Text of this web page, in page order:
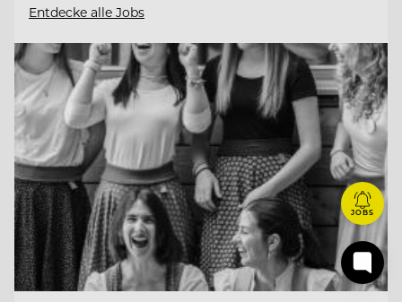
Entdecke alle Jobs
JOBS